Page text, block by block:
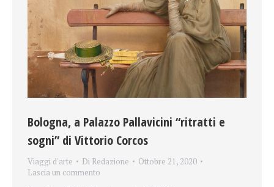
Bologna, a Palazzo Pallavicini “ritratti e
sogni” di Vittorio Corcos
Viaggi d'arte Di Redazione
Ottobre 21, 2020
Lascia un commento